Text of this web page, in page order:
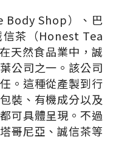
Body Shop）、巴
茶（Honest Tea
天然食品業中，誠
公司之一。該公司
。這種從產製到行
裝、有機成分以及
可具體呈現。不過
哥尼亞、誠信茶等